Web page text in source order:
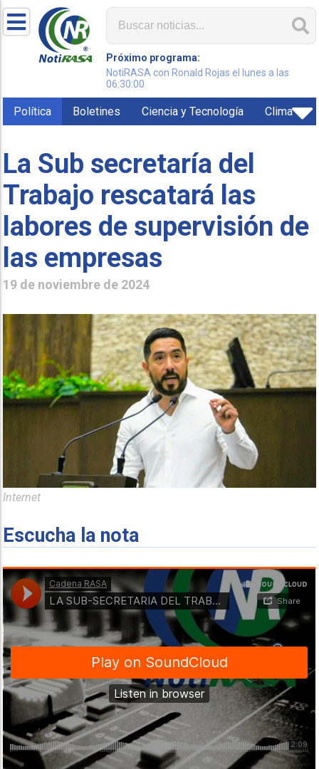
Próximo programa:
NotiRASA con Ronald Rojas el lunes a las
06:30:00
Política Boletines Ciencia y Tecnología Clima
La Sub secretaría del
Trabajo rescatará las
labores de supervisión de
las empresas
19 de noviembre de 2024
Internet
Escucha la nota